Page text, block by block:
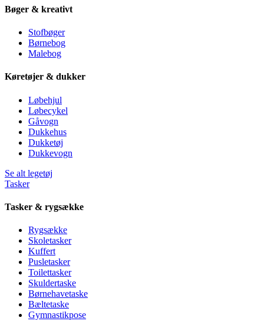
Bøger & kreativt
Stofbøger
Børnebog
Malebog
Køretøjer & dukker
Løbehjul
Løbecykel
Gåvogn
Dukkehus
Dukketøj
Dukkevogn
Se alt legetøj
Tasker
Tasker & rygsække
Rygsække
Skoletasker
Kuffert
Pusletasker
Toilettasker
Skuldertaske
Børnehavetaske
Bæltetaske
Gymnastikpose